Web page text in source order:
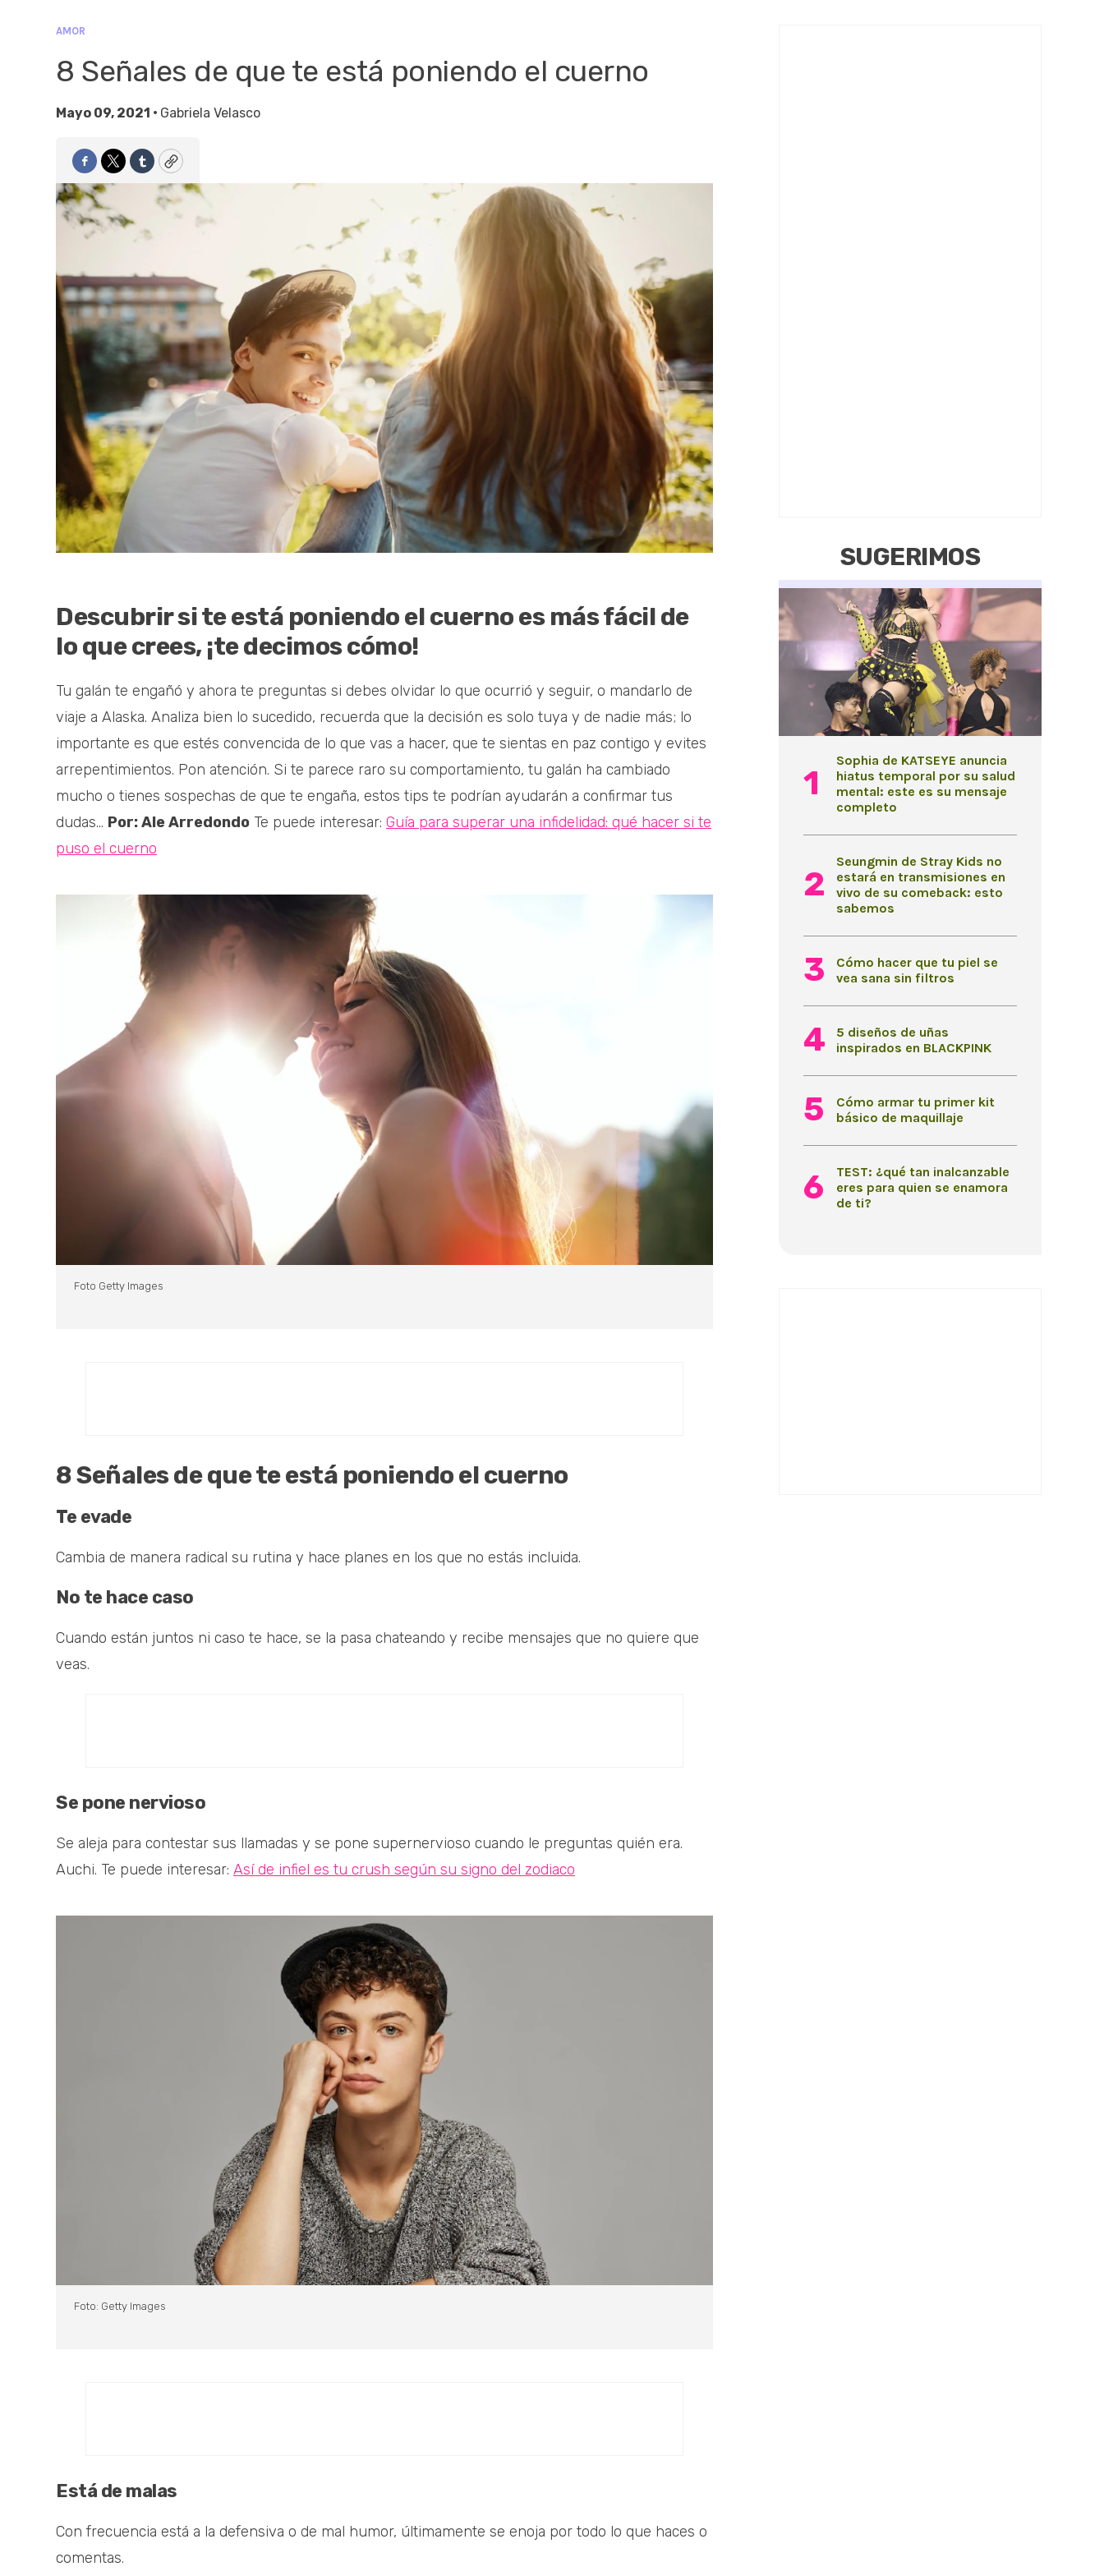
AMOR
8 Señales de que te está poniendo el cuerno
Mayo 09, 2021 • Gabriela Velasco
Facebook
TwitterTumblrCopy
Descubrir si te está poniendo el cuerno es más fácil de
lo que crees, ¡te decimos cómo!
Tu galán te engañó y ahora te preguntas si debes olvidar lo que ocurrió y seguir, o mandarlo de
viaje a Alaska. Analiza bien lo sucedido, recuerda que la decisión es solo tuya y de nadie más; lo
importante es que estés convencida de lo que vas a hacer, que te sientas en paz contigo y evites
arrepentimientos. Pon atención. Si te parece raro su comportamiento, tu galán ha cambiado
mucho o tienes sospechas de que te engaña, estos tips te podrían ayudarán a confirmar tus
dudas… Por: Ale Arredondo Te puede interesar: Guía para superar una infidelidad: qué hacer si te
puso el cuerno
Foto Getty Images
8 Señales de que te está poniendo el cuerno
Te evade
Cambia de manera radical su rutina y hace planes en los que no estás incluida.
No te hace caso
Cuando están juntos ni caso te hace, se la pasa chateando y recibe mensajes que no quiere que
veas.
Se pone nervioso
Se aleja para contestar sus llamadas y se pone supernervioso cuando le preguntas quién era.
Auchi. Te puede interesar: Así de infiel es tu crush según su signo del zodiaco
Foto: Getty Images
Está de malas
Con frecuencia está a la defensiva o de mal humor, últimamente se enoja por todo lo que haces o
comentas.
SUGERIMOS
Sophia de KATSEYE anuncia
hiatus temporal por su salud
mental: este es su mensaje
completo
Seungmin de Stray Kids no
estará en transmisiones en
vivo de su comeback: esto
sabemos
Cómo hacer que tu piel se
vea sana sin filtros
5 diseños de uñas
inspirados en BLACKPINK
Cómo armar tu primer kit
básico de maquillaje
TEST: ¿qué tan inalcanzable
eres para quien se enamora
de ti?